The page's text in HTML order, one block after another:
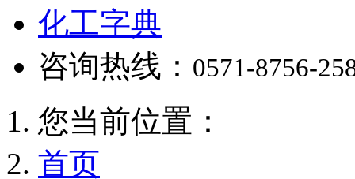
化工字典
咨询热线： 0571-8756-
您当前位置：
首页